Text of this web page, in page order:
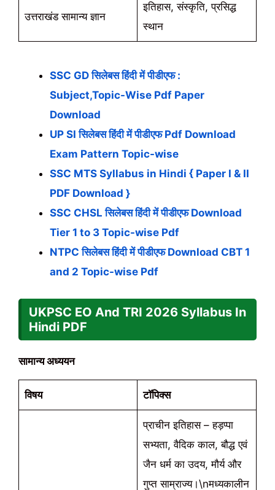
उत्तराखंड सामान्य ज्ञान
इतिहास, संस्कृति, प्रसिद्ध
स्थान
SSC GD सिलेबस हिंदी में पीडीएफ :
Subject,Topic-Wise Pdf Paper
Download
UP SI सिलेबस हिंदी में पीडीएफ Pdf Download
Exam Pattern Topic-wise
SSC MTS Syllabus in Hindi { Paper I & II
PDF Download }
SSC CHSL सिलेबस हिंदी में पीडीएफ Download
Tier 1 to 3 Topic-wise Pdf
NTPC सिलेबस हिंदी में पीडीएफ Download CBT 1
and 2 Topic-wise Pdf
UKPSC EO And TRI 2026 Syllabus In
Hindi PDF
सामान्य अध्ययन
विषय टॉपिक्स
प्राचीन इतिहास – हड़प्पा
सभ्यता, वैदिक काल, बौद्ध एवं
जैन धर्म का उदय, मौर्य और
गुप्त साम्राज्य।\nमध्यकालीन